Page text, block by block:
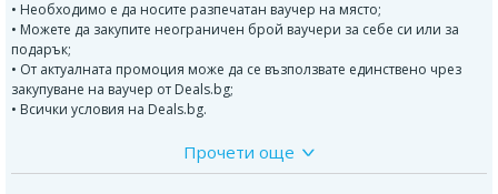
• Необходимо е да носите разпечатан ваучер на място;
• Можете да закупите неограничен брой ваучери за себе си или за
подарък;
• От актуалната промоция може да се възползвате единствено чрез
закупуване на ваучер от Deals.bg;
• Всички условия на Deals.bg.
ДОПЪЛНИТЕЛНА ИНФОРМАЦИЯ:
Прочети още